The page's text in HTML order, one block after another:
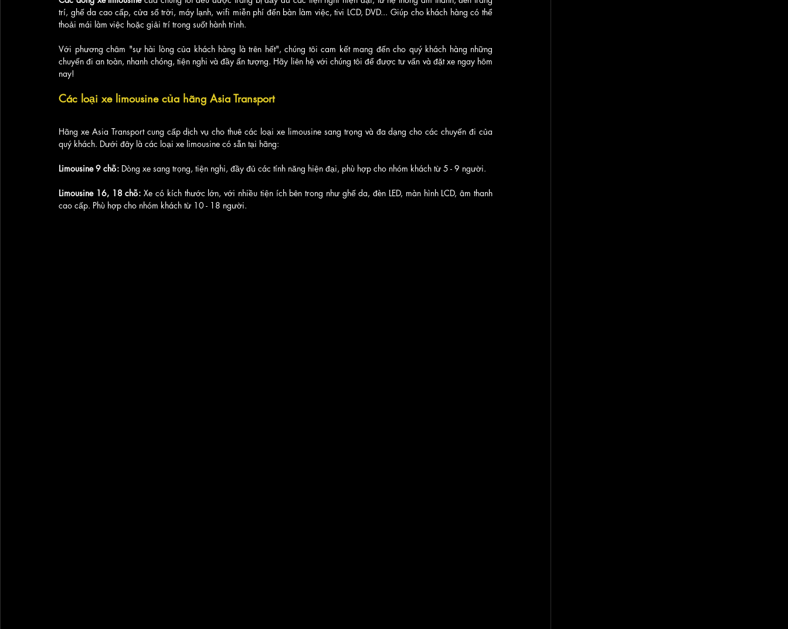
trí, ghế da cao cấp, cửa sổ trời, máy lạnh, wifi miễn phí đến bàn làm việc, tivi LCD, DVD... Giúp cho khách hàng có thể
thoải mái làm việc hoặc giải trí trong suốt hành trình.
Với phương châm "sự hài lòng của khách hàng là trên hết", chúng tôi cam kết mang đến cho quý khách hàng những
chuyến đi an toàn, nhanh chóng, tiện nghi và đầy ấn tượng. Hãy liên hệ với chúng tôi để được tư vấn và đặt xe ngay hôm
nay!
Các loại xe limousine của hãng Asia Transport
Hãng xe Asia Transport cung cấp dịch vụ cho thuê các loại xe limousine sang trọng và đa dạng cho các chuyến đi của
quý khách. Dưới đây là các loại xe limousine có sẵn tại hãng:
Limousine 9 chỗ: Dòng xe sang trọng, tiện nghi, đầy đủ các tính năng hiện đại, phù hợp cho nhóm khách từ 5 - 9 người.
Limousine 16, 18 chỗ: Xe có kích thước lớn, với nhiều tiện ích bên trong như ghế da, đèn LED, màn hình LCD, âm thanh
cao cấp. Phù hợp cho nhóm khách từ 10 - 18 người.